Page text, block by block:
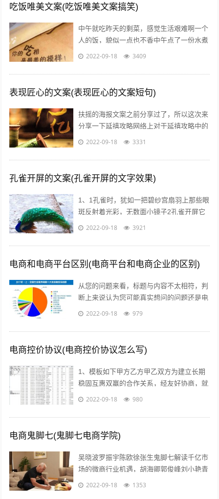
吃饭唯美文案(吃饭唯美文案搞笑)
中午就吃昨天的剩菜，感觉生活艰难啊一个
人的饭，貌似一点也不香中午点了一份水煮
鱼，超级开胃呀我一个人也要吃麻麻香中午
2022-09-18 3409
表现匠心的文案(表现匠心的文案短句)
扶摇的海报文案之前分享过了，所以这次来
分享一下延禧攻略网络上对于延禧攻略中的
服饰画风妆容都一致的满意，非常符合历史
2022-09-18 3331
孔雀开屏的文案(孔雀开屏的文字效果)
1、1孔雀时，犹如一把碧纱宫扇羽上那些眼
斑反射着光彩，无数面小镜子2孔雀开屏它
的羽毛吸引着每一个人，但我呢，但其他人
2022-09-18 3921
电商和电商平台区别(电商平台和电商企业的区别)
从您的问题来看，标题与内容不太相符，判
断上来说认为您可能真实想问的问题还是电
商真的挣钱吗能挣多少美容的行业怎么样在
2022-09-18 979
电商控价协议(电商控价协议怎么写)
1、模板如下甲方乙方甲乙双方为建立长期
稳固互惠双赢的合作关系，经友好协商，就
具体合作事宜达成如下协议一合作期限，本
2022-09-18 980
电商鬼脚七(鬼脚七电商学院)
吴晓波罗振宇陈欧徐张生鬼脚七解读千亿市
场的微商行业机遇，胡海卿郭俊峰刘小艳青
城老贼凌教头等业内大咖为您分享独到犀利
2022-09-18 1353